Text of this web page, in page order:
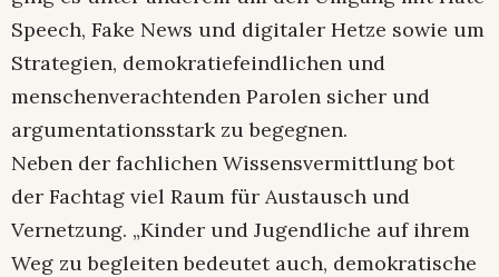
Speech, Fake News und digitaler Hetze sowie um
Strategien, demokratiefeindlichen und
menschenverachtenden Parolen sicher und
argumentationsstark zu begegnen.
Neben der fachlichen Wissensvermittlung bot
der Fachtag viel Raum für Austausch und
Vernetzung. „Kinder und Jugendliche auf ihrem
Weg zu begleiten bedeutet auch, demokratische